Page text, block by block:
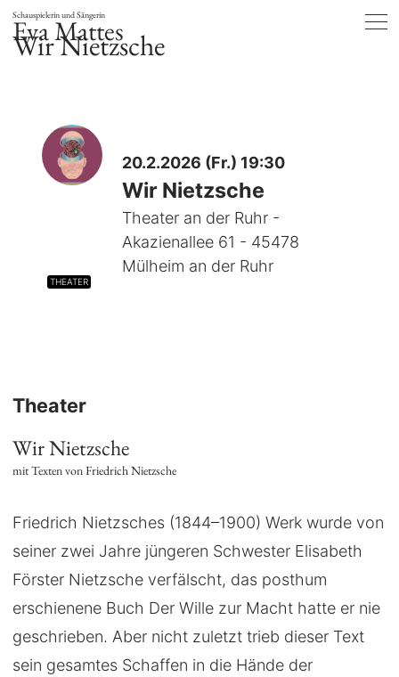
Schauspielerin und Sängerin
Eva Mattes
Wir Nietzsche
THEATER
20.2.2026 (Fr.) 19:30
Wir Nietzsche
Theater an der Ruhr -
Akazienallee 61 - 45478
Mülheim an der Ruhr
Theater
Wir Nietzsche
mit Texten von Friedrich Nietzsche
Friedrich Nietzsches (1844–1900) Werk wurde von
seiner zwei Jahre jüngeren Schwester Elisabeth
Förster Nietzsche verfälscht, das posthum
erschienene Buch Der Wille zur Macht hatte er nie
geschrieben. Aber nicht zuletzt trieb dieser Text
sein gesamtes Schaffen in die Hände der